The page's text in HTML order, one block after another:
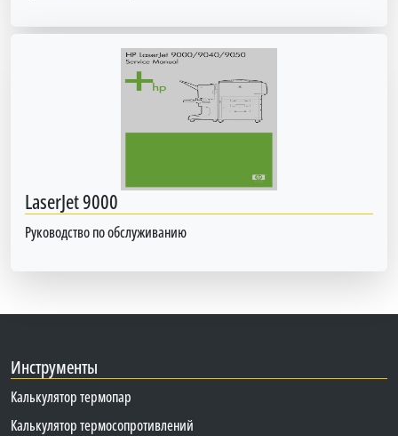
LaserJet 9000
Руководство по обслуживанию
Инструменты
Калькулятор термопар
Калькулятор термосопротивлений